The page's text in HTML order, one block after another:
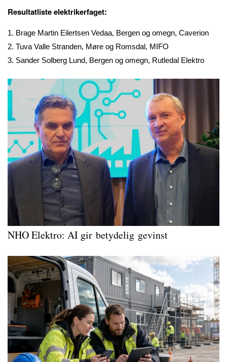
Resultatliste elektrikerfaget:
1. Brage Martin Eilertsen Vedaa, Bergen og omegn, Caverion
2. Tuva Valle Stranden, Møre og Romsdal, MIFO
3. Sander Solberg Lund, Bergen og omegn, Rutledal Elektro
NHO Elektro: AI gir betydelig gevinst